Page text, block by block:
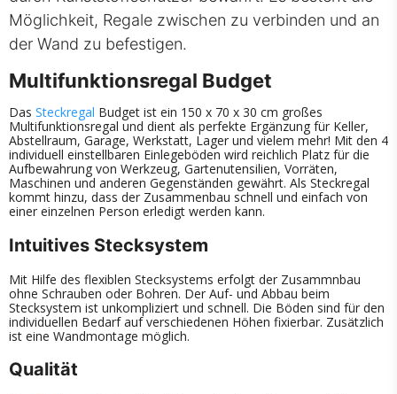
Möglichkeit, Regale zwischen zu verbinden und an
der Wand zu befestigen.
Multifunktionsregal Budget
Das Steckregal Budget ist ein 150 x 70 x 30 cm großes
Multifunktionsregal und dient als perfekte Ergänzung für Keller,
Abstellraum, Garage, Werkstatt, Lager und vielem mehr! Mit den 4
individuell einstellbaren Einlegeböden wird reichlich Platz für die
Aufbewahrung von Werkzeug, Gartenutensilien, Vorräten,
Maschinen und anderen Gegenständen gewährt. Als Steckregal
kommt hinzu, dass der Zusammenbau schnell und einfach von
einer einzelnen Person erledigt werden kann.
Intuitives Stecksystem
Mit Hilfe des flexiblen Stecksystems erfolgt der Zusammnbau
ohne Schrauben oder Bohren. Der Auf- und Abbau beim
Stecksystem ist unkompliziert und schnell. Die Böden sind für den
individuellen Bedarf auf verschiedenen Höhen fixierbar. Zusätzlich
ist eine Wandmontage möglich.
Qualität